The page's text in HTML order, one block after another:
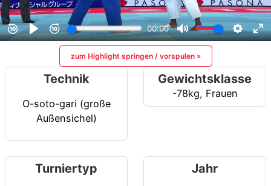
zum Highlight springen / vorspulen »
Technik
O-soto-gari (große
Außensichel)
Gewichtsklasse
-78kg, Frauen
Turniertyp Jahr